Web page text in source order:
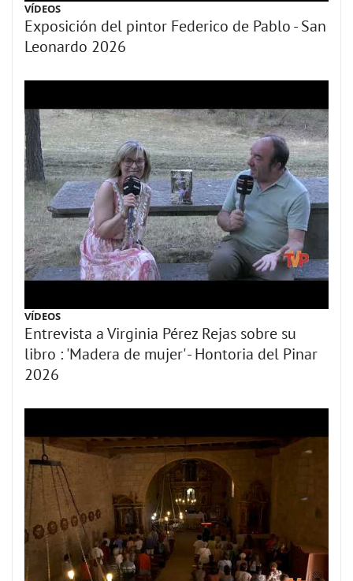
VÍDEOS
Exposición del pintor Federico de Pablo - San
Leonardo 2026
VÍDEOS
Entrevista a Virginia Pérez Rejas sobre su
libro : 'Madera de mujer' - Hontoria del Pinar
2026